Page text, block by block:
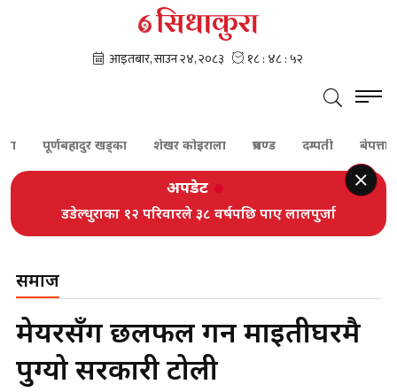
पूर्णबहादुर खड्का शेखर कोइराला प्रचण्ड दम्पती बेपत्ता
अपडेट
डडेल्धुराका १२ परिवारले ३८ वर्षपछि पाए लालपुर्जा
समाज
मेयरसँग छलफल गर्न माइतीघरमै
पुग्यो सरकारी टोली